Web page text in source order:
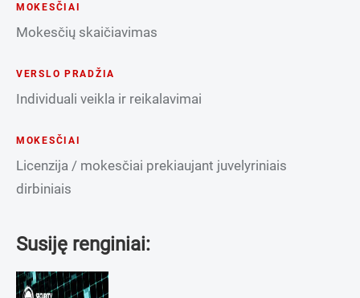
MOKESČIAI
Mokesčių skaičiavimas
VERSLO PRADŽIA
Individuali veikla ir reikalavimai
MOKESČIAI
Licenzija / mokesčiai prekiaujant juvelyriniais
dirbiniais
Susiję renginiai: